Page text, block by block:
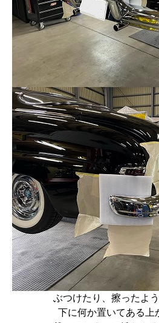
ぶつけたり、擦ったよ
下に何か置いてある上